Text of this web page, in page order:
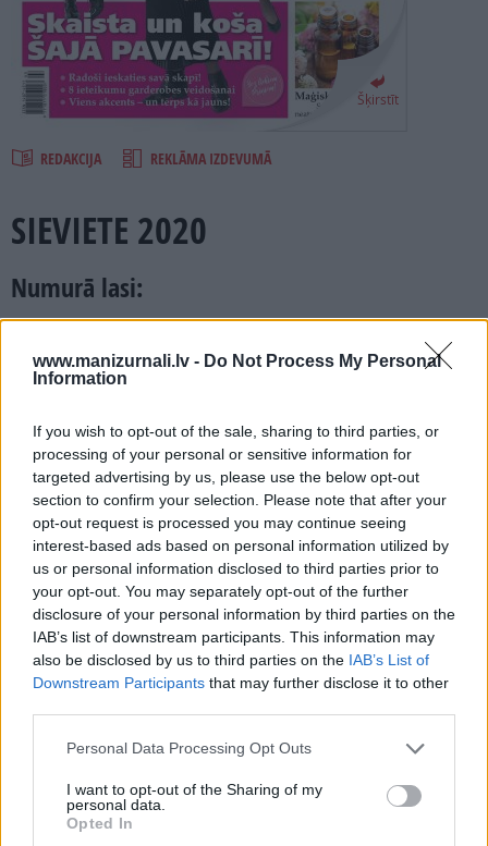
www.manizurnali.lv - Do Not Process My Personal
Information
If you wish to opt-out of the sale, sharing to third parties, or
processing of your personal or sensitive information for
targeted advertising by us, please use the below opt-out
section to confirm your selection. Please note that after your
opt-out request is processed you may continue seeing
interest-based ads based on personal information utilized by
us or personal information disclosed to third parties prior to
your opt-out. You may separately opt-out of the further
disclosure of your personal information by third parties on the
IAB’s list of downstream participants. This information may
also be disclosed by us to third parties on the IAB’s List of
Downstream Participants that may further disclose it to other
Personal Data Processing Opt Outs
I want to opt-out of the Sharing of my
personal data.
Opted In
SEARCH
Šķirstīt
REDAKCIJA REKLĀMA IZDEVUMĀ
SIEVIETE 2020
Numurā lasi:
Idejas, kā bez lieliem tēriņiem atsvaidzināt savu pavasara
Padomi, kā neļaut novecot roku ādai un ko darīt, lai sejas
Uzmanību! Piecas grima kļūdas, kas padara sievietei vecāku.
Kas jāzina par vēnu veselību un plakstiņu operāciju.
Kā mazināt svīšanu un naktī izgulēties.
Kādas ir svarīgākās uzturvielas, kas mums nepieciešamas?
Kā kļūt slaidākai un možākai pavasarī.
Sporta aktivitātes, ko vērts izmēģināt.
Aromāti mīlestības maģijai un padomi, lai attiecības izdotos.
Idejas, kā pavadīt brīvdienas.
Nepalaid garām akcijas un jaunumus